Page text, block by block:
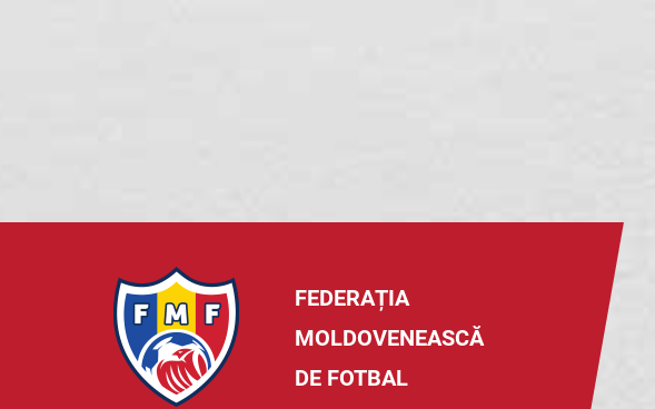
FEDERAȚIA
MOLDOVENEASCĂ
DE FOTBAL